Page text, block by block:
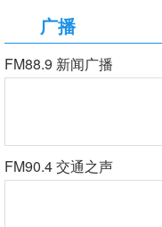
广播
FM88.9 新闻广播
FM90.4 交通之声